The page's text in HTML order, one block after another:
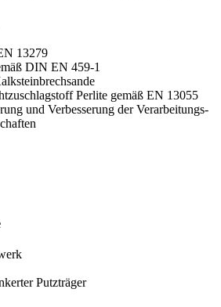
13279
DIN EN 459-1
Perlite gemäß EN 13055
und Verbesserung der Verarbeitungs-
Putzträger